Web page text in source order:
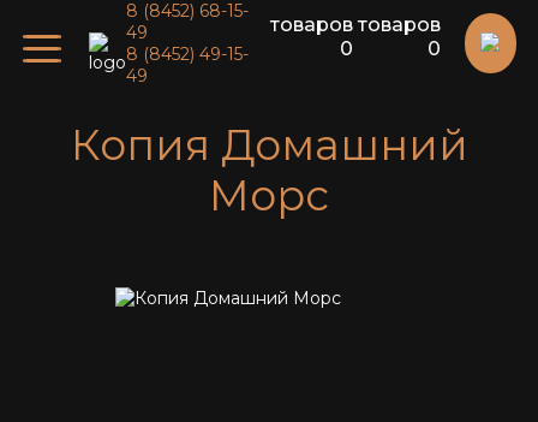
8 (8452) 68-15-
49
8 (8452) 49-15-
49
товаров
0
товаров
0
Копия Домашний
Морс